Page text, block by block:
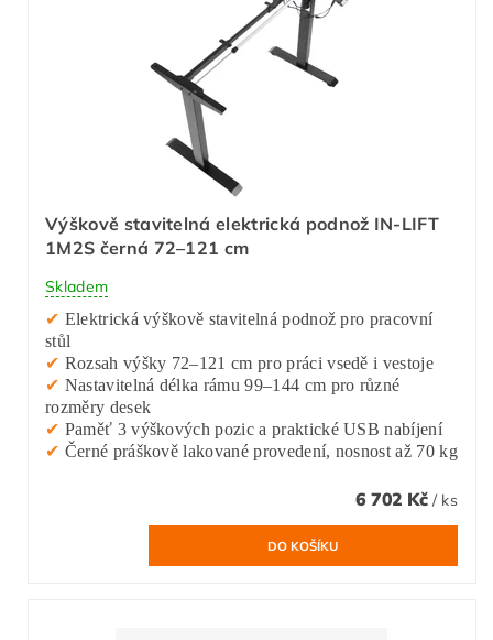
Výškově stavitelná elektrická podnož IN-LIFT
1M2S černá 72–121 cm
Skladem
✔ Elektrická výškově stavitelná podnož pro pracovní
stůl
✔ Rozsah výšky 72–121 cm pro práci vsedě i vestoje
✔ Nastavitelná délka rámu 99–144 cm pro různé
rozměry desek
✔ Paměť 3 výškových pozic a praktické USB nabíjení
✔ Černé práškově lakované provedení, nosnost až 70 kg
6 702 Kč / ks